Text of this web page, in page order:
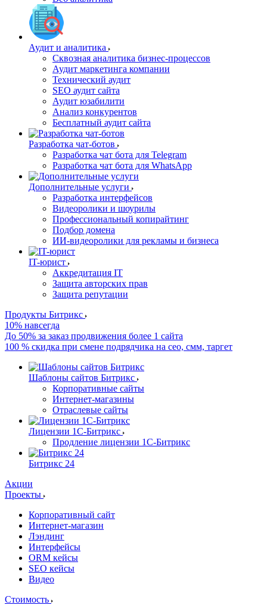
Аудит и аналитика
Сквозная аналитика бизнес-процессов
Аудит маркетинга компании
Технический аудит
SEO аудит сайта
Аудит юзабилити
Анализ конкурентов
Бесплатный аудит сайта
Разработка чат-ботов
Разработка чат бота для Telegram
Разработка чат бота для WhatsApp
Дополнительные услуги
Разработка интерфейсов
Видеоролики и шоурилы
Профессиональный копирайтинг
Подбор домена
ИИ-видеоролики для рекламы и бизнеса
IT-юрист
Аккредитация IT
Защита авторских прав
Защита репутации
Продукты Битрикс
10% навсегда
До 50% за заказ продвижения более 1 сайта
100 % скидка при смене подрядчика на сео, смм, таргет
Шаблоны сайтов Битрикс
Корпоративные сайты
Интернет-магазины
Отраслевые сайты
Лицензии 1С-Битрикс
Продление лицензии 1С-Битрикс
Битрикс 24
Акции
Проекты
Корпоративный сайт
Интернет-магазин
Лэндинг
Интерфейсы
ORM кейсы
SEO кейсы
Видео
Стоимость